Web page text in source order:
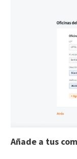
Añade a tus